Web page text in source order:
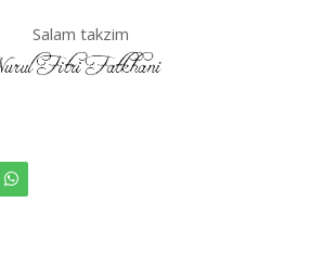
Salam takzim